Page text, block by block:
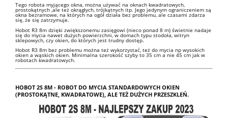
Tego robota myjącego okna, można używać na oknach kwadratowych,
prostokątnych ,ale też okrągłych, trójkątnych itp. Jego jedynym ograniczeniem są
okna bezramowe, na których na ogół działa bez problemu, ale czasami zdarza
się, że się zatrzymuje.
Hobot R3 8m dzięki zwiększonemu zasięgowi (nieco ponad 8 m) świetnie nadaje
się do mycia nawet dużych powierzchni, w domach typu stodoła, witryn
sklepowych, czy okien, do których jest trudny dostęp.
Hobot R3 8m bez problemu można też wykorzystać, też do mycia np wysokich
okien a wąskich okien. Minimalna szerokość szyby to 35 cm a nie 45 cm jak w
robotach kwadratowych.
HOBOT 2S 8M - ROBOT DO MYCIA STANDARDOWYCH OKIEN
(PROSTOKĄTNE, KWADRATOWE), ALE TEŻ DUŻYCH PRZESZKLEŃ.